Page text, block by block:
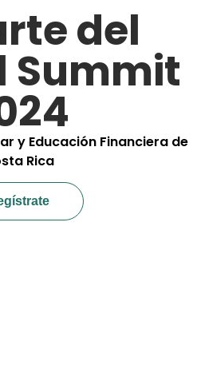
del
Summit
y Educación Financiera de
Rica